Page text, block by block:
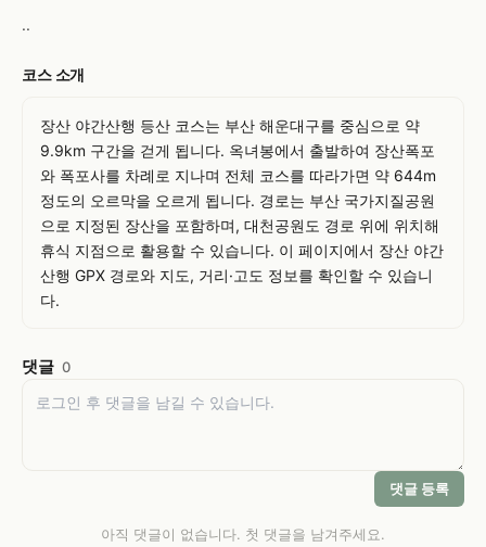
..
코스 소개
장산 야간산행 등산 코스는 부산 해운대구를 중심으로 약
9.9km 구간을 걷게 됩니다. 옥녀봉에서 출발하여 장산폭포
와 폭포사를 차례로 지나며 전체 코스를 따라가면 약 644m
정도의 오르막을 오르게 됩니다. 경로는 부산 국가지질공원
으로 지정된 장산을 포함하며, 대천공원도 경로 위에 위치해
휴식 지점으로 활용할 수 있습니다. 이 페이지에서 장산 야간
산행 GPX 경로와 지도, 거리·고도 정보를 확인할 수 있습니
다.
댓글 0
댓글 등록
아직 댓글이 없습니다. 첫 댓글을 남겨주세요.